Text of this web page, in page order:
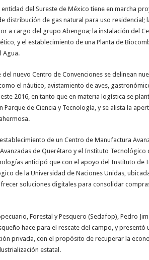
del Sureste de México tiene en marcha
distribución de gas natural para uso residencial;
a cargo del grupo Abengoa; la instalación del
y el establecimiento de una Planta de
Agua.
nuevo Centro de Convenciones se delinean
el náutico, avistamiento de aves,
2016, en tanto que en materia logística se
de Ciencia y Tecnología, y se alista la
de un Centro de Manufactura
de Querétaro y el Instituto Tecnológico
anticipó que con el apoyo del Instituto de
de la Universidad de Naciones Unidas,
soluciones digitales para consolidar
Forestal y Pesquero (Sedafop), Pedro
hace para el rescate del campo, y presentó
privada, con el propósito de recuperar la
estatal.